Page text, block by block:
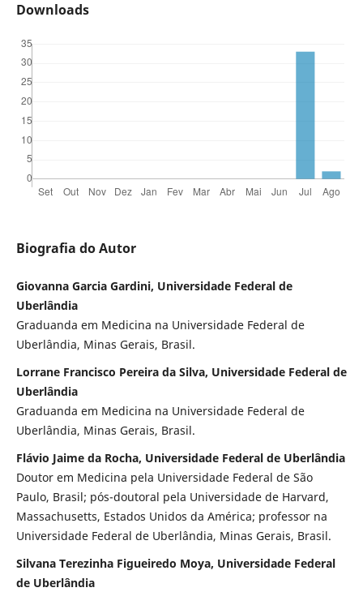
Downloads
Biografia do Autor
Giovanna Garcia Gardini, Universidade Federal de
Uberlândia
Graduanda em Medicina na Universidade Federal de
Uberlândia, Minas Gerais, Brasil.
Lorrane Francisco Pereira da Silva, Universidade Federal de
Uberlândia
Graduanda em Medicina na Universidade Federal de
Uberlândia, Minas Gerais, Brasil.
Flávio Jaime da Rocha, Universidade Federal de Uberlândia
Doutor em Medicina pela Universidade Federal de São
Paulo, Brasil; pós-doutoral pela Universidade de Harvard,
Massachusetts, Estados Unidos da América; professor na
Universidade Federal de Uberlândia, Minas Gerais, Brasil.
Silvana Terezinha Figueiredo Moya, Universidade Federal
de Uberlândia